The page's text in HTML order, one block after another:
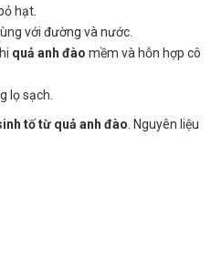
hạt.
với đường và nước.
quả anh đào mềm và hỗn hợp cô
lọ sạch.
tố từ quả anh đào . Nguyên liệu